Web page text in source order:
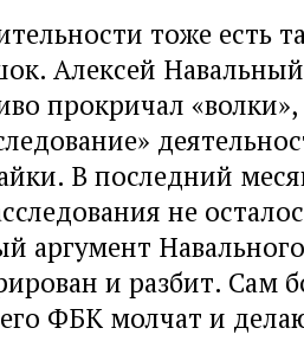
тоже есть
Алексей
прокричал
В последний
не
аргумент
и разбит. Сам
ФБК молчат и